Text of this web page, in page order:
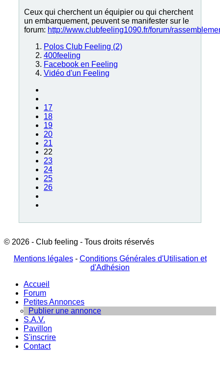
Ceux qui cherchent un équipier ou qui cherchent
un embarquement, peuvent se manifester sur le
forum: http://www.clubfeeling1090.fr/forum/
Polos Club Feeling (2)
400feeling
Facebook en Feeling
Vidéo d'un Feeling
17
18
19
20
21
22
23
24
25
26
© 2026 - Club feeling - Tous droits réservés
Mentions légales- Conditions Générales d'Utilisation et
d'Adhésion
Accueil
Forum
Petites Annonces
Publier une annonce
S.A.V.
Pavillon
S'inscrire
Contact